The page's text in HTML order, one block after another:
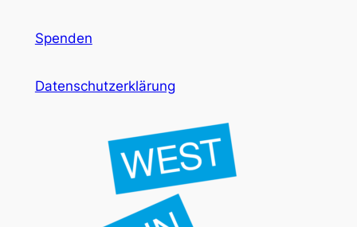
Spenden
Datenschutzerklärung